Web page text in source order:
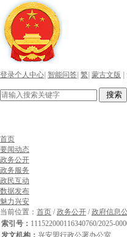
登录个人中心 智能问答 繁 蒙古文版
搜索
首页
要闻动态
政务公开
政务服务
政民互动
数据发布
魅力兴安
当前位置： 首页 /政务公开 /政府信息
索引号： 111522000116340760/2025-
发文机构： 兴安盟行政公署办公室